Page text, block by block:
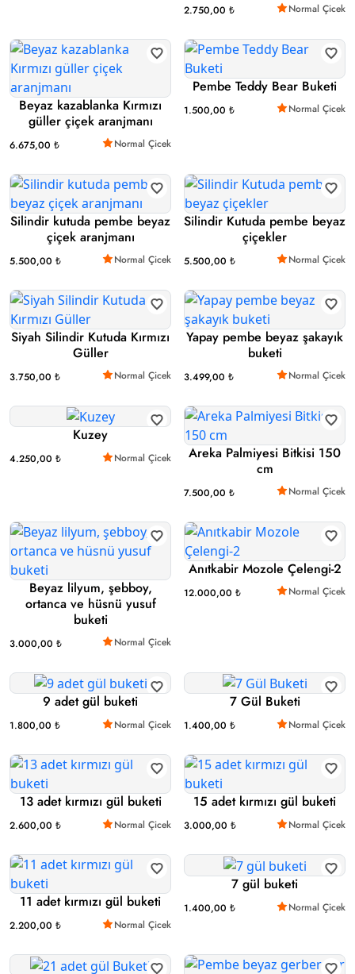
2.750,00 ₺ Normal Çicek
Beyaz kazablanka Kırmızı
güller çiçek aranjmanı
6.675,00 ₺ Normal Çicek
Pembe Teddy Bear Buketi
1.500,00 ₺ Normal Çicek
Silindir kutuda pembe beyaz
çiçek aranjmanı
5.500,00 ₺ Normal Çicek
Silindir Kutuda pembe beyaz
çiçekler
5.500,00 ₺ Normal Çicek
Siyah Silindir Kutuda Kırmızı
Güller
3.750,00 ₺ Normal Çicek
Yapay pembe beyaz şakayık
buketi
3.499,00 ₺ Normal Çicek
Kuzey
4.250,00 ₺ Normal Çicek
Areka Palmiyesi Bitkisi 150
cm
7.500,00 ₺ Normal Çicek
Beyaz lilyum, şebboy,
ortanca ve hüsnü yusuf
buketi
3.000,00 ₺ Normal Çicek
Anıtkabir Mozole Çelengi-2
12.000,00 ₺ Normal Çicek
9 adet gül buketi
1.800,00 ₺ Normal Çicek
7 Gül Buketi
1.400,00 ₺ Normal Çicek
13 adet kırmızı gül buketi
2.600,00 ₺ Normal Çicek
15 adet kırmızı gül buketi
3.000,00 ₺ Normal Çicek
11 adet kırmızı gül buketi
2.200,00 ₺ Normal Çicek
7 gül buketi
1.400,00 ₺ Normal Çicek